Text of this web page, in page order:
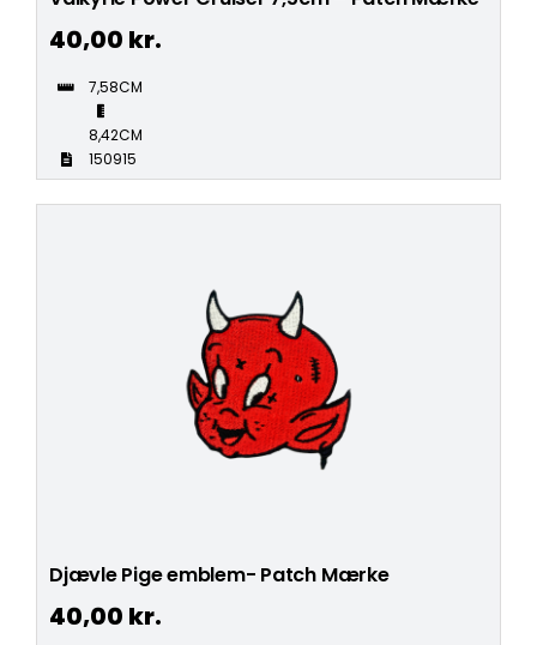
40,00 kr.
7,58CM
8,42CM
150915
Djævle Pige emblem- Patch Mærke
40,00 kr.